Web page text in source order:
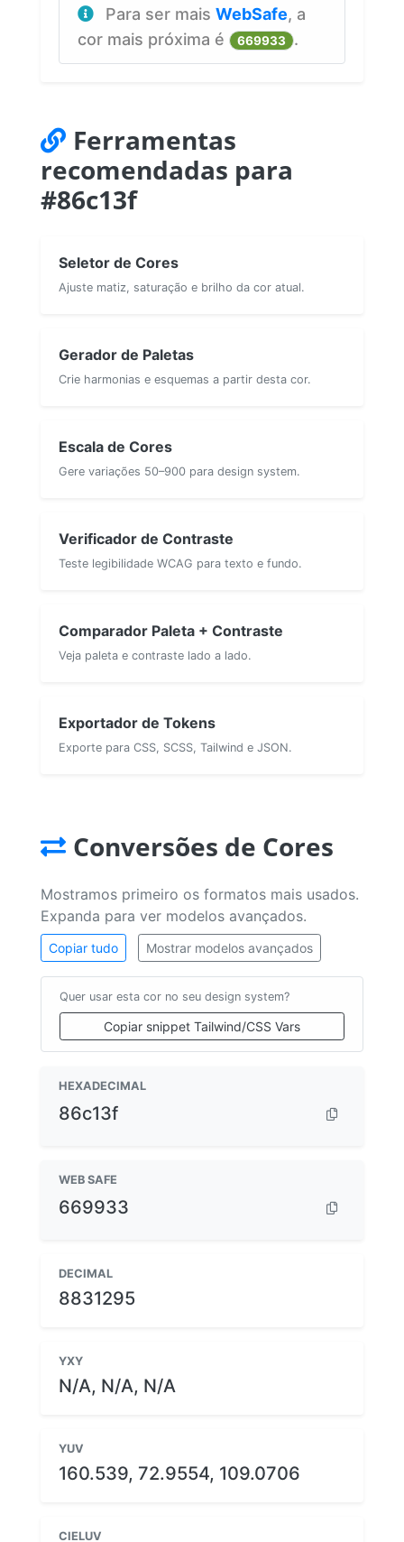
Para ser mais WebSafe, a
cor mais próxima é
669933 .
Ferramentas
recomendadas para
#86c13f
Seletor de Cores
Ajuste matiz, saturação e brilho da cor atual.
Gerador de Paletas
Crie harmonias e esquemas a partir desta cor.
Escala de Cores
Gere variações 50–900 para design system.
Verificador de Contraste
Teste legibilidade WCAG para texto e fundo.
Comparador Paleta + Contraste
Veja paleta e contraste lado a lado.
Exportador de Tokens
Exporte para CSS, SCSS, Tailwind e JSON.
Conversões de Cores
Mostramos primeiro os formatos mais usados.
Expanda para ver modelos avançados.
Copiar tudo Mostrar modelos avançados
Quer usar esta cor no seu design system?
Copiar snippet Tailwind/CSS Vars
HEXADECIMAL
86c13f
WEB SAFE
669933
DECIMAL
8831295
YXY
N/A, N/A, N/A
YUV
160.539, 72.9554, 109.0706
CIELUV